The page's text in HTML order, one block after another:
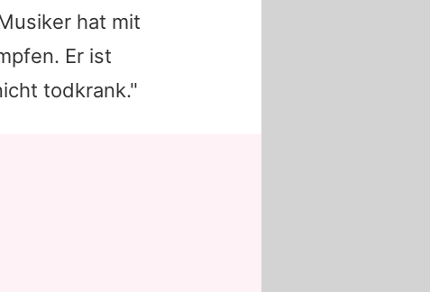
hat mit
Er ist
todkrank."